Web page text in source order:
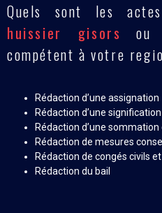
Quels sont les
huissier gisors
ou
compétent à votre
Rédaction d’une assignation
Rédaction d’une
Rédaction d’une sommation
Rédaction de mesures
Rédaction de congés civils
Rédaction du bail